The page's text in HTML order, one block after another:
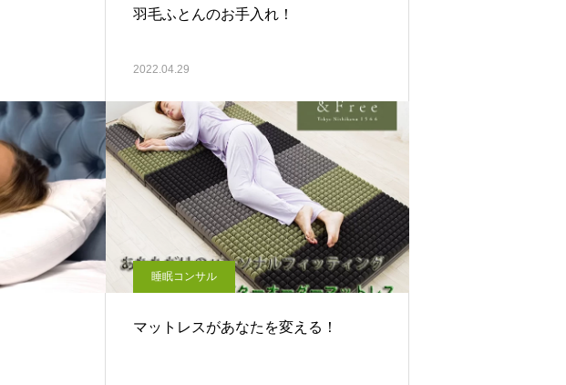
羽毛ふとんのお手入れ！
2022.04.29
睡眠コンサル
マットレスがあなたを変える！